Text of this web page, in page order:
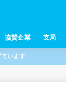
協賛企業 支局
います